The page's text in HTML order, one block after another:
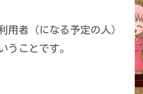
用者（になる予定の人）
うことです。